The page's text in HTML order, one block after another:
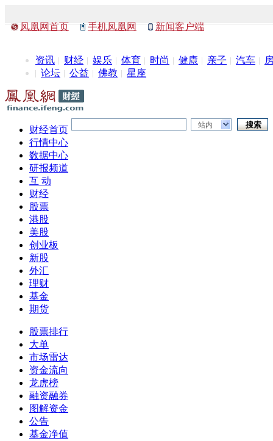
凤凰网首页 手机凤凰网 新闻客户端
资讯 财经 娱乐 体育 时尚 健康 亲子 汽车
论坛
公益 佛教 星座
站内
财经首页
行情中心
数据中心
研报频道
互 动
财经
股票
港股
美股
创业板
新股
外汇
理财
基金
期货
股票排行
大单
市场雷达
资金流向
龙虎榜
融资融券
图解资金
公告
基金净值